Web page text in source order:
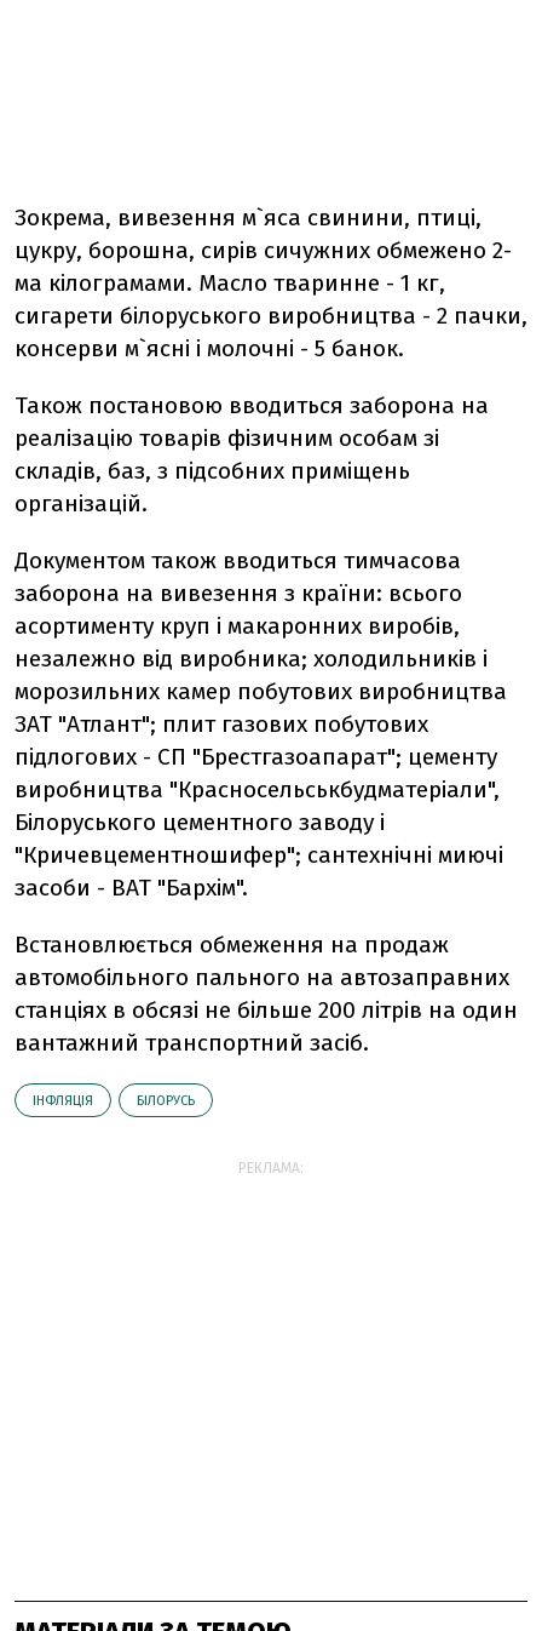
Зокрема, вивезення м`яса свинини, птиці,
цукру, борошна, сирів сичужних обмежено 2-
ма кілограмами. Масло тваринне - 1 кг,
сигарети білоруського виробництва - 2 пачки,
консерви м`ясні і молочні - 5 банок.
Також постановою вводиться заборона на
реалізацію товарів фізичним особам зі
складів, баз, з підсобних приміщень
організацій.
Документом також вводиться тимчасова
заборона на вивезення з країни: всього
асортименту круп і макаронних виробів,
незалежно від виробника; холодильників і
морозильних камер побутових виробництва
ЗАТ "Атлант"; плит газових побутових
підлогових - СП "Брестгазоапарат"; цементу
виробництва "Красносельськбудматеріали",
Білоруського цементного заводу і
"Кричевцементношифер"; сантехнічні миючі
засоби - ВАТ "Бархім".
Встановлюється обмеження на продаж
автомобільного пального на автозаправних
станціях в обсязі не більше 200 літрів на один
вантажний транспортний засіб.
ІНФЛЯЦІЯ БІЛОРУСЬ
РЕКЛАМА: